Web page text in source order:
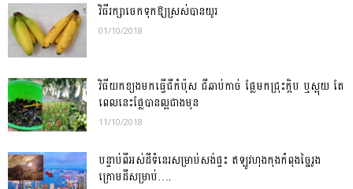
វិធីរក្សាចេកទុកឱ្យស្រស់បានយូរ
01/10/2018
វិធីយកខ្យងមកធ្វើជីកំប៉ុស ជីឆាប់កាច់ ផ្លែមកជ្រុះក្តិប ឬស្អុយ តែ
ពេលនេះផ្លែបានល្អជាងមុន
11/10/2018
បន្ទាប់ពីអស់ដីទំនេរសម្រាប់សង់ផ្ទះ ឥឡូវហុងកុងកំពុងច្នៃរូង
ក្រោមដីសម្រាប់….